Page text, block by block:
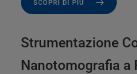
SCOPRI DI PIÙ
Strumentazione
Nanotomografia a